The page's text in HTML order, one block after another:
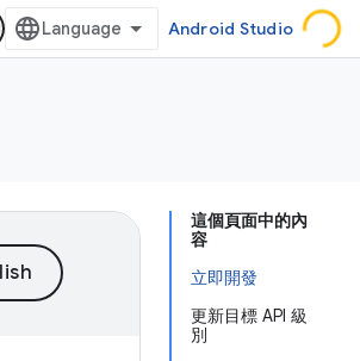
Android Studio
這個頁面中的內
容
立即開發
更新目標 API 級
別